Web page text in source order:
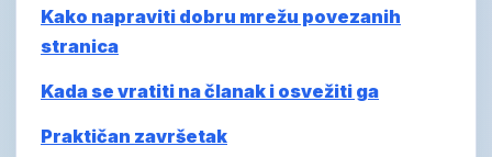
Kako napraviti dobru mrežu povezanih
stranica
Kada se vratiti na članak i osvežiti ga
Praktičan završetak